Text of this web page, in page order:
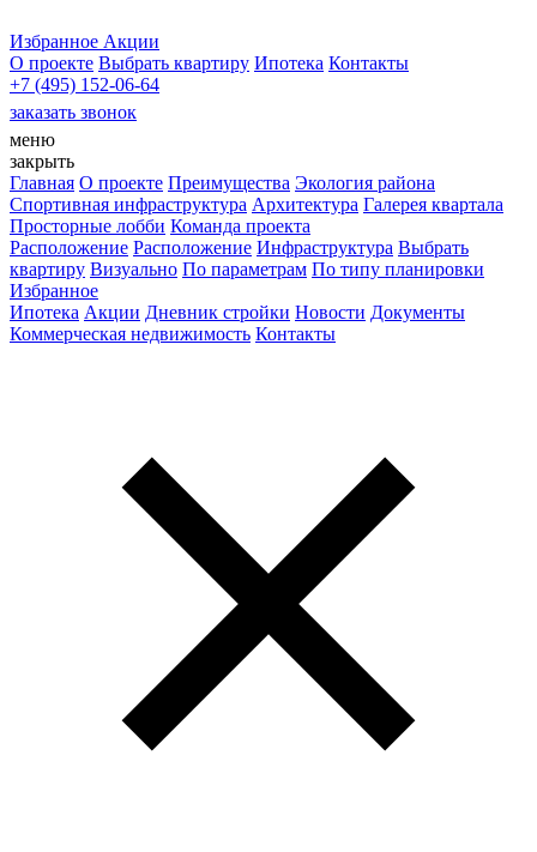
Избранное Акции
О проекте Выбрать квартиру Ипотека Контакты
+7 (495) 152-06-64
заказать звонок
меню
закрыть
Главная О проекте Преимущества Экология района
Спортивная инфраструктура Архитектура Галерея квартала
Просторные лобби Команда проекта
Расположение Расположение Инфраструктура Выбрать
квартиру Визуально По параметрам По типу планировки
Избранное
Ипотека Акции Дневник стройки Новости Документы
Коммерческая недвижимость Контакты